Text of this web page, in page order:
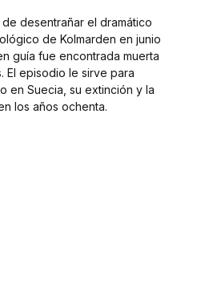
desentrañar el dramático
de Kolmarden en junio
guía fue encontrada muerta
El episodio le sirve para
en Suecia, su extinción y la
los años ochenta.